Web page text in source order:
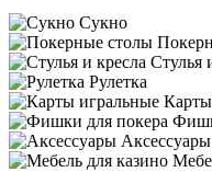
Сукно
Стулья
Рулетка
Аксессуары